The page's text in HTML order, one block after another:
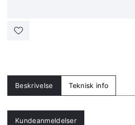
Beskrivelse Teknisk info
Kundeanmeldelser